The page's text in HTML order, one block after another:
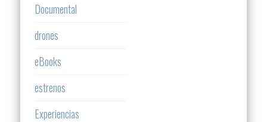
Documental
drones
eBooks
estrenos
Experiencias